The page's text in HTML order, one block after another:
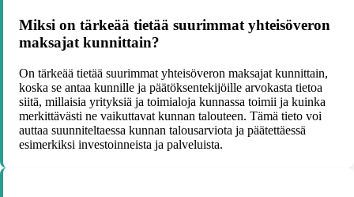
Miksi on tärkeää tietää suurimmat yhteisöveron
maksajat kunnittain?
On tärkeää tietää suurimmat yhteisöveron maksajat kunnittain,
koska se antaa kunnille ja päätöksentekijöille arvokasta tietoa
siitä, millaisia yrityksiä ja toimialoja kunnassa toimii ja kuinka
merkittävästi ne vaikuttavat kunnan talouteen. Tämä tieto voi
auttaa suunniteltaessa kunnan talousarviota ja päätettäessä
esimerkiksi investoinneista ja palveluista.